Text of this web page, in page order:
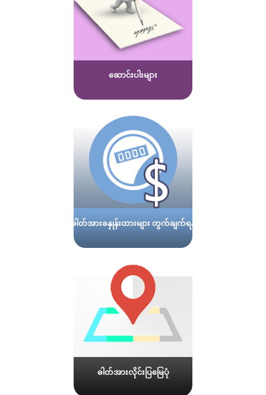
ဆောင်းပါးများ
ဓါတ်အားခနှုန်းထားများ တွက်ချက်ရန်
ဓါတ်အားလိုင်းပြမြေပုံ